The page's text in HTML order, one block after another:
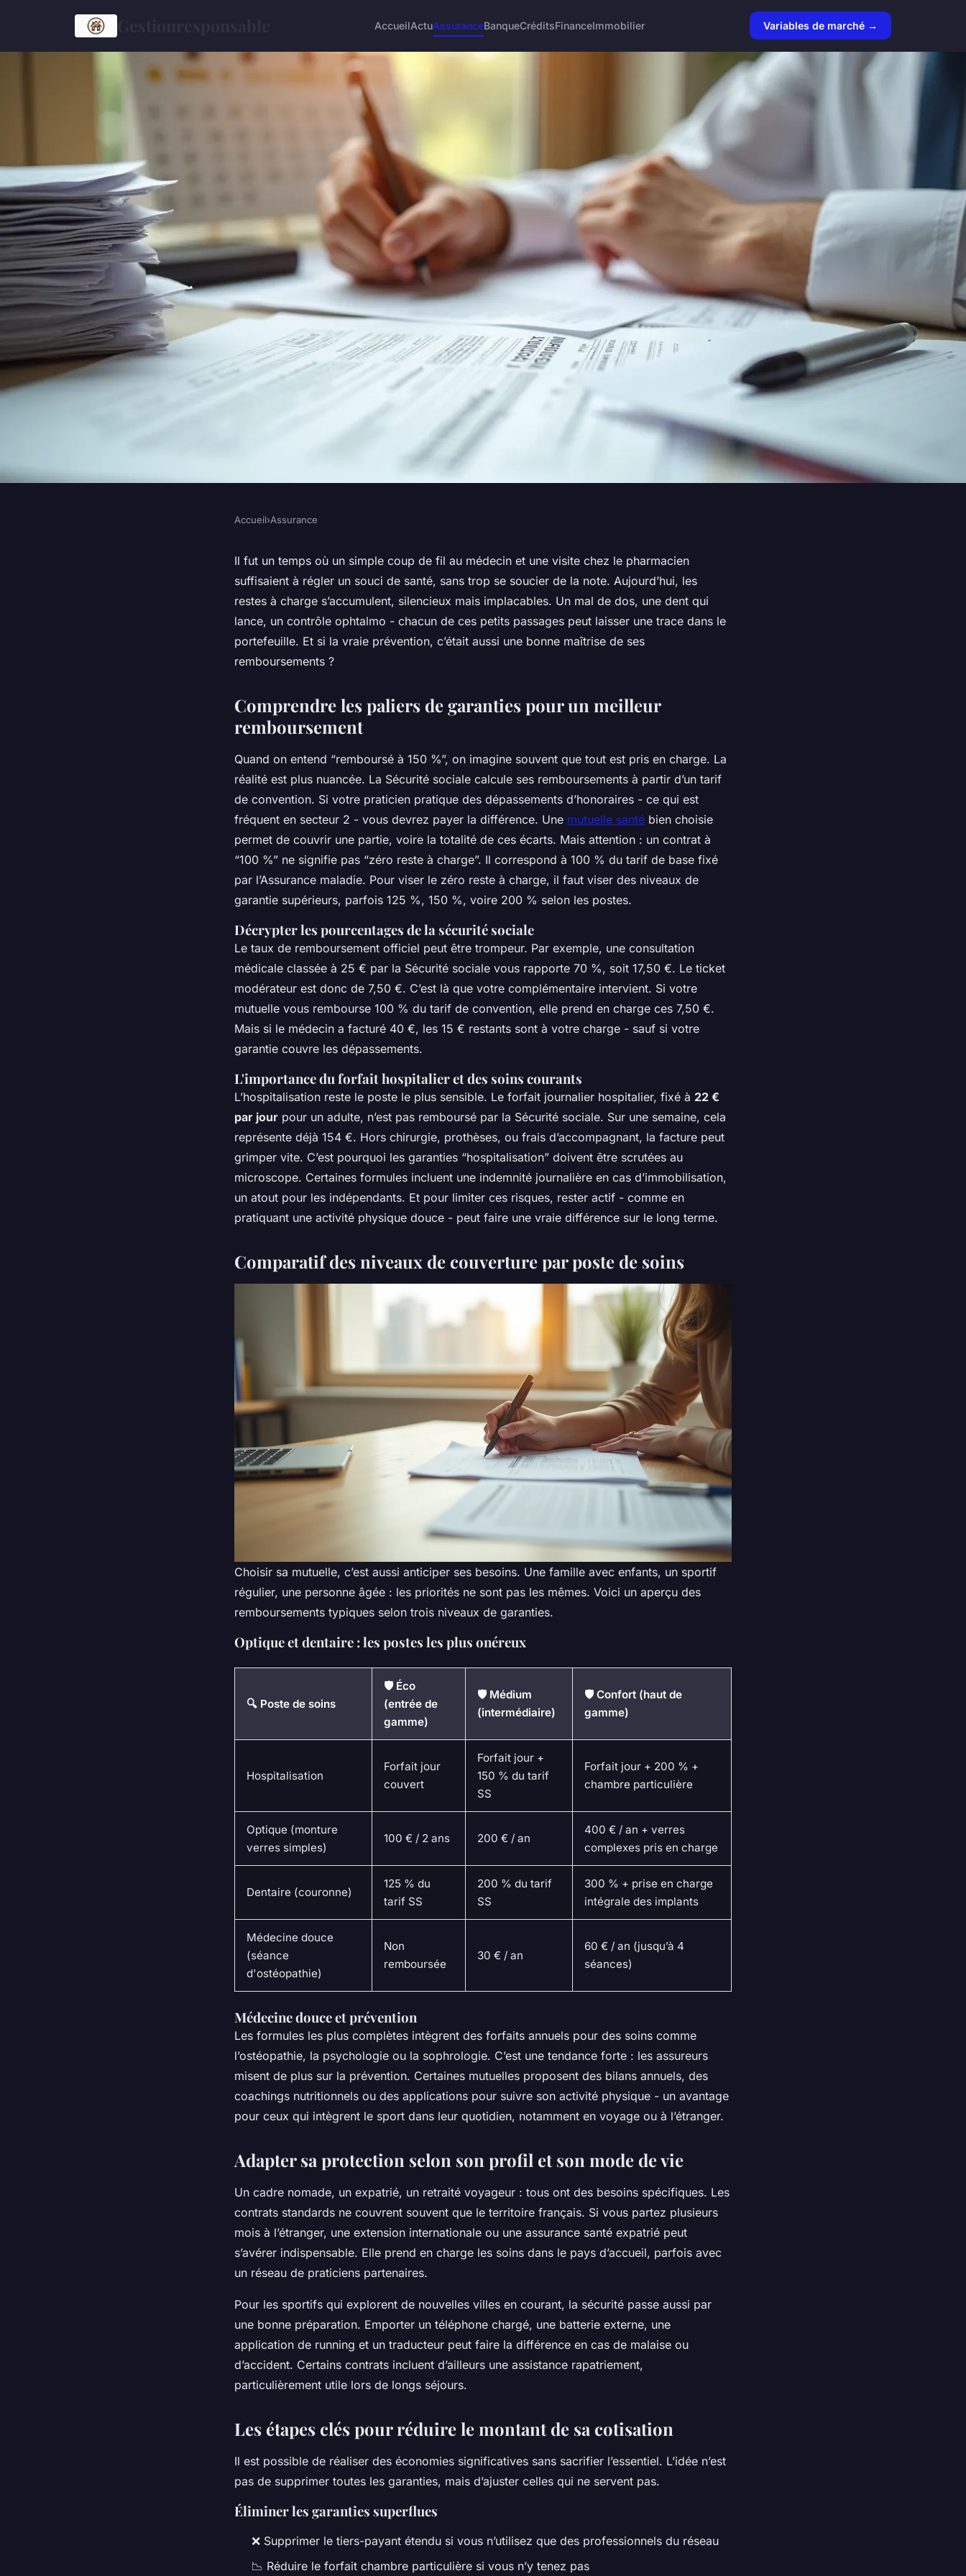
AccueilActuAssuranceBanqueCréditsFinanceImmobilier Variables de marché →
Optimiser votre mutuelle santé pour
des remboursements efficaces
Accueil›Assurance
Il fut un temps où un simple coup de fil au médecin et une visite chez le pharmacien
suffisaient à régler un souci de santé, sans trop se soucier de la note. Aujourd’hui, les
restes à charge s’accumulent, silencieux mais implacables. Un mal de dos, une dent qui
lance, un contrôle ophtalmo - chacun de ces petits passages peut laisser une trace dans le
portefeuille. Et si la vraie prévention, c’était aussi une bonne maîtrise de ses
remboursements ?
Comprendre les paliers de garanties pour un meilleur
remboursement
Quand on entend “remboursé à 150 %”, on imagine souvent que tout est pris en charge. La
réalité est plus nuancée. La Sécurité sociale calcule ses remboursements à partir d’un tarif
de convention. Si votre praticien pratique des dépassements d’honoraires - ce qui est
fréquent en secteur 2 - vous devrez payer la différence. Une mutuelle santé bien choisie
permet de couvrir une partie, voire la totalité de ces écarts. Mais attention : un contrat à
“100 %” ne signifie pas “zéro reste à charge”. Il correspond à 100 % du tarif de base fixé
par l’Assurance maladie. Pour viser le zéro reste à charge, il faut viser des niveaux de
garantie supérieurs, parfois 125 %, 150 %, voire 200 % selon les postes.
Décrypter les pourcentages de la sécurité sociale
Le taux de remboursement officiel peut être trompeur. Par exemple, une consultation
médicale classée à 25 € par la Sécurité sociale vous rapporte 70 %, soit 17,50 €. Le ticket
modérateur est donc de 7,50 €. C’est là que votre complémentaire intervient. Si votre
mutuelle vous rembourse 100 % du tarif de convention, elle prend en charge ces 7,50 €.
Mais si le médecin a facturé 40 €, les 15 € restants sont à votre charge - sauf si votre
garantie couvre les dépassements.
L'importance du forfait hospitalier et des soins courants
L’hospitalisation reste le poste le plus sensible. Le forfait journalier hospitalier, fixé à 22 €
par jour pour un adulte, n’est pas remboursé par la Sécurité sociale. Sur une semaine, cela
représente déjà 154 €. Hors chirurgie, prothèses, ou frais d’accompagnant, la facture peut
grimper vite. C’est pourquoi les garanties “hospitalisation” doivent être scrutées au
microscope. Certaines formules incluent une indemnité journalière en cas d’immobilisation,
un atout pour les indépendants. Et pour limiter ces risques, rester actif - comme en
pratiquant une activité physique douce - peut faire une vraie différence sur le long terme.
Comparatif des niveaux de couverture par poste de soins
Choisir sa mutuelle, c’est aussi anticiper ses besoins. Une famille avec enfants, un sportif
régulier, une personne âgée : les priorités ne sont pas les mêmes. Voici un aperçu des
remboursements typiques selon trois niveaux de garanties.
Optique et dentaire : les postes les plus onéreux
🔍 Poste de soins
🛡️ Éco
(entrée de
gamme)
🛡️ Médium
(intermédiaire)
🛡️ Confort (haut de
gamme)
Hospitalisation
Forfait jour
couvert
Forfait jour +
150 % du tarif
SS
Forfait jour + 200 % +
chambre particulière
Optique (monture
verres simples)
100 € / 2 ans 200 € / an
400 € / an + verres
complexes pris en charge
Dentaire (couronne)
125 % du
tarif SS
200 % du tarif
SS
300 % + prise en charge
intégrale des implants
Médecine douce
(séance
d'ostéopathie)
Non
remboursée
30 € / an
60 € / an (jusqu’à 4
séances)
Médecine douce et prévention
Les formules les plus complètes intègrent des forfaits annuels pour des soins comme
l’ostéopathie, la psychologie ou la sophrologie. C’est une tendance forte : les assureurs
misent de plus sur la prévention. Certaines mutuelles proposent des bilans annuels, des
coachings nutritionnels ou des applications pour suivre son activité physique - un avantage
pour ceux qui intègrent le sport dans leur quotidien, notamment en voyage ou à l’étranger.
Adapter sa protection selon son profil et son mode de vie
Un cadre nomade, un expatrié, un retraité voyageur : tous ont des besoins spécifiques. Les
contrats standards ne couvrent souvent que le territoire français. Si vous partez plusieurs
mois à l’étranger, une extension internationale ou une assurance santé expatrié peut
s’avérer indispensable. Elle prend en charge les soins dans le pays d’accueil, parfois avec
un réseau de praticiens partenaires.
Pour les sportifs qui explorent de nouvelles villes en courant, la sécurité passe aussi par
une bonne préparation. Emporter un téléphone chargé, une batterie externe, une
application de running et un traducteur peut faire la différence en cas de malaise ou
d’accident. Certains contrats incluent d’ailleurs une assistance rapatriement,
particulièrement utile lors de longs séjours.
Les étapes clés pour réduire le montant de sa cotisation
Il est possible de réaliser des économies significatives sans sacrifier l’essentiel. L’idée n’est
pas de supprimer toutes les garanties, mais d’ajuster celles qui ne servent pas.
Éliminer les garanties superflues
❌ Supprimer le tiers-payant étendu si vous n’utilisez que des professionnels du réseau
📉 Réduire le forfait chambre particulière si vous n’y tenez pas